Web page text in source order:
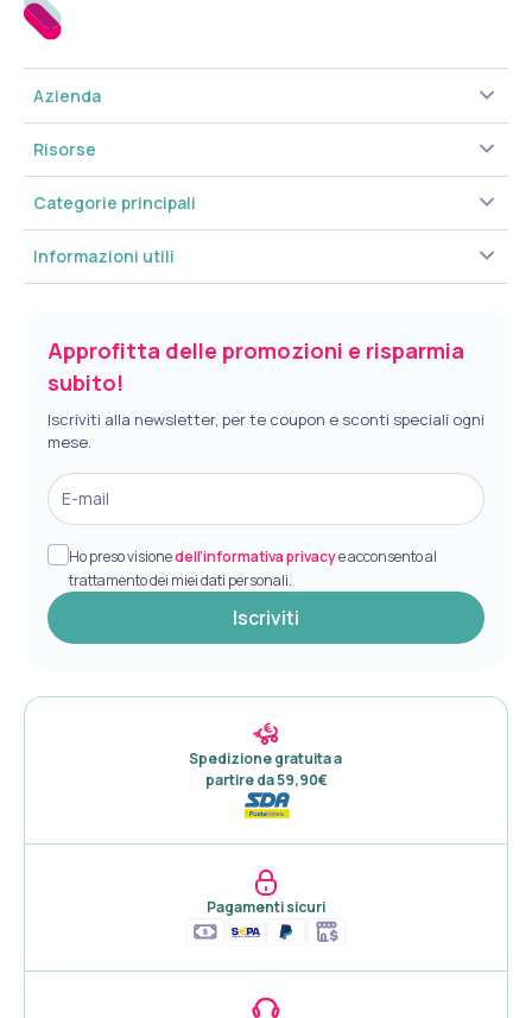
Azienda
Risorse
Categorie principali
Informazioni utili
Approfitta delle promozioni e risparmia
subito!
Iscriviti alla newsletter, per te coupon e sconti speciali ogni
mese.
E-mail
Ho preso visionedell’informativa privacye acconsento al
trattamento dei miei dati personali.
Iscriviti
Spedizione gratuita a
partire da 59,90€
Pagamenti sicuri